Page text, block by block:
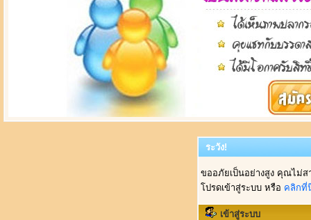
ระวัง!
ขออภัยเป็นอย่างสูง คุณไม่
โปรดเข้าสู่ระบบ หรือ คลิกที่
เข้าสู่ระบบ